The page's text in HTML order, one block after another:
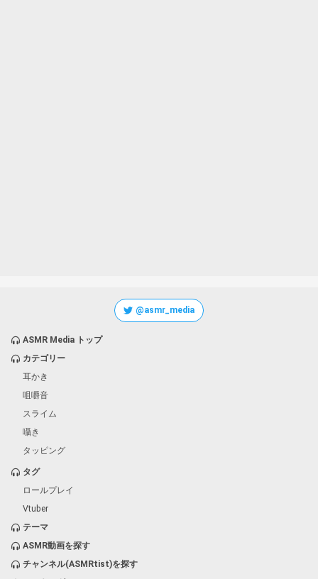
@asmr_media
ASMR Media トップ
カテゴリー
耳かき
咀嚼音
スライム
囁き
タッピング
タグ
ロールプレイ
Vtuber
テーマ
ASMR動画を探す
チャンネル(ASMRtist)を探す